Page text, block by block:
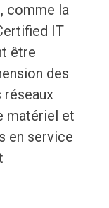
comme la
IT
être
des
matériel et
en service